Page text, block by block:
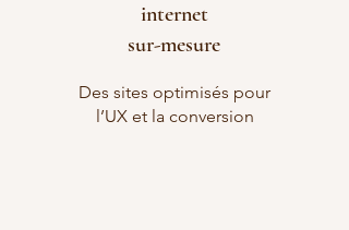
internet
sur-mesure
Des sites optimisés pour
l’UX et la conversion